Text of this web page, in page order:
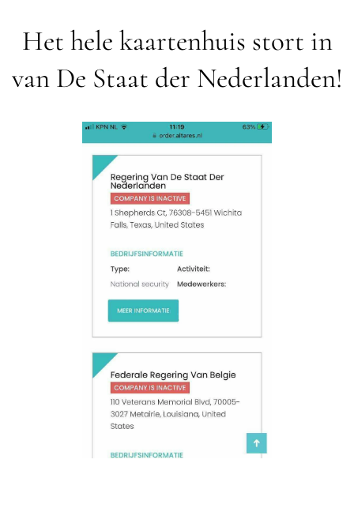
Het hele kaartenhuis stort in
van De Staat der Nederlanden!